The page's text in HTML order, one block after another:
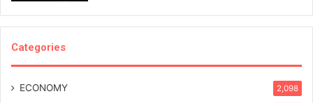
Categories
ECONOMY 2,098